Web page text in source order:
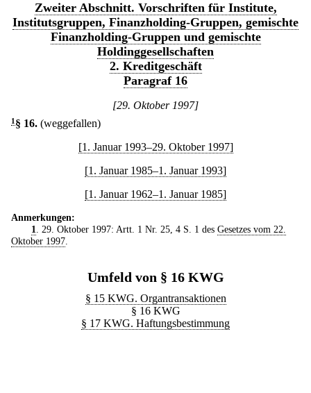
Zweiter Abschnitt. Vorschriften für Institute,
Institutsgruppen, Finanzholding-Gruppen, gemischte
Finanzholding-Gruppen und gemischte
Holdinggesellschaften
2. Kreditgeschäft
Paragraf 16
[29. Oktober 1997]
1 § 16. (weggefallen)
[1. Januar 1993–29. Oktober 1997]
[1. Januar 1985–1. Januar 1993]
[1. Januar 1962–1. Januar 1985]
Anmerkungen:
1
. 29. Oktober 1997: Artt. 1 Nr. 25, 4 S. 1 des Gesetzes vom 22.
Oktober 1997
Umfeld von § 16 KWG
§ 15 KWG. Organtransaktionen
§ 16 KWG
§ 17 KWG. Haftungsbestimmung